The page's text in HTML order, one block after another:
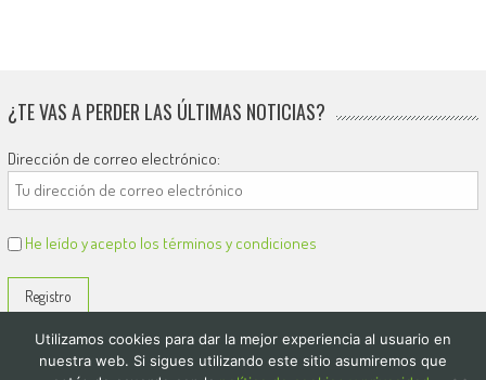
¿TE VAS A PERDER LAS ÚLTIMAS NOTICIAS?
Dirección de correo electrónico:
He leído y acepto los términos y condiciones
Utilizamos cookies para dar la mejor experiencia al usuario en
nuestra web. Si sigues utilizando este sitio asumiremos que